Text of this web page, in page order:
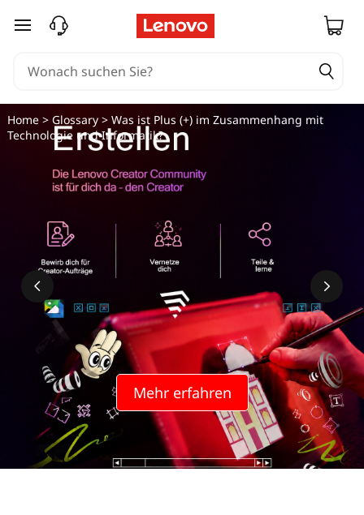
zum Hauptinhalt springen
Mehr erfahren
Home> Glossary> Was ist Plus (+) im Zusammenhang mit
Technologie und Informatik?